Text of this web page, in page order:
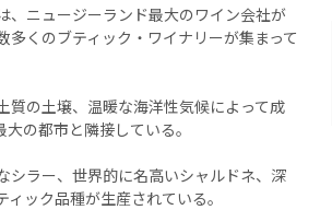
、ニュージーランド最大のワイン会社が
くのブティック・ワイナリーが集まって
質の土壌、温暖な海洋性気候によって成
の都市と隣接している。
シラー、世界的に名高いシャルドネ、深
ック品種が生産されている。